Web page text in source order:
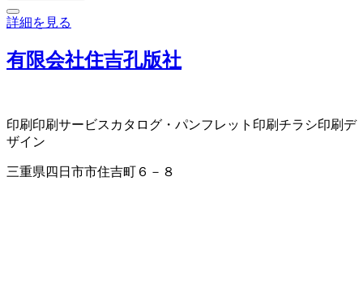
詳細を見る
有限会社住吉孔版社
印刷 印刷サービス カタログ・パンフレット印刷チラシ印刷 デ
ザイン
三重県四日市市住吉町６－８